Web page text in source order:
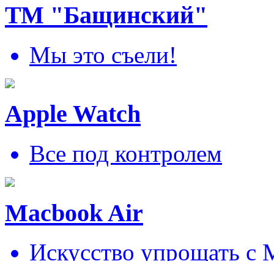
ТМ "Бащинский"
Мы это съели!
Apple Watch
Все под контролем
Macbook Air
Искусcтво упрощать c